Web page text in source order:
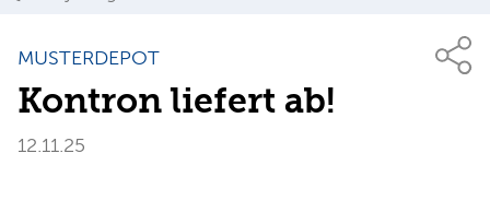
MUSTERDEPOT
Kontron liefert ab!
12.11.25